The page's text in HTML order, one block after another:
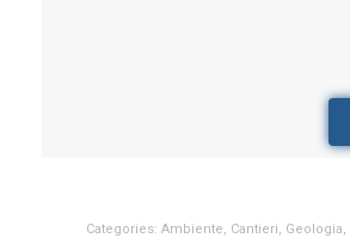
Categories: Ambiente, Cantieri, Geologia,